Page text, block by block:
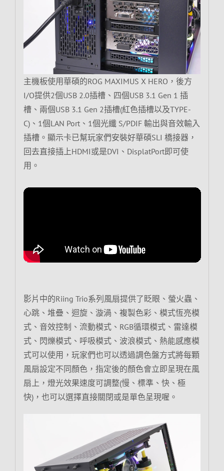
主機板使用華碩的ROG MAXIMUS X HERO，後方
I/O提供2個USB 2.0插槽、四個USB 3.1 Gen 1 插
槽、兩個USB 3.1 Gen 2插槽(紅色插槽以及TYPE-
C)、1個LAN Port、1個光纖 S/PDIF 輸出與音效輸入
插槽。顯示卡已幫玩家們安裝好華碩SLI 橋接器，
回去直接插上HDMI或是DVI、DisplatPort即可使
用。
影片中的Riing Trio系列風扇提供了眨眼、螢火蟲、
心跳、堆疊、迴旋、漩渦、複製色彩、模式恆亮模
式、音效控制、流動模式、RGB循環模式、雷達模
式、閃爍模式、呼吸模式、波浪模式、熱能感應模
式可以使用，玩家們也可以透過調色盤方式將每顆
風扇設定不同顏色，指定後的顏色會立即呈現在風
扇上，燈光效果速度可調整(慢、標準、快、極
快)，也可以選擇直接關閉或是單色呈現喔。